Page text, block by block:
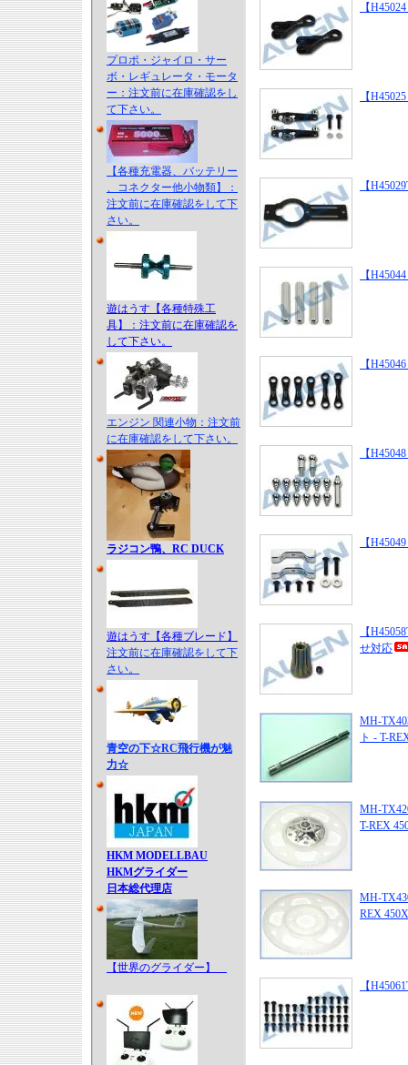
プロポ・ジャイロ・サー
ボ・レギュレータ・モータ
ー：注文前に在庫確認をし
て下さい。
【各種充電器、バッテリー
、コネクター他小物類】：
注文前に在庫確認をして下
さい。
遊はうす【各種特殊工
具】：注文前に在庫確認を
して下さい。
エンジン 関連小物：注文前
に在庫確認をして下さい。
ラジコン鴨、RC DUCK
遊はうす【各種ブレード】
注文前に在庫確認をして下
さい。
青空の下☆RC飛行機が魅
力☆
HKM MODELLBAU
HKMグライダー
日本総代理店
【世界のグライダー】
【
【
【
【
【
【
【
【
せ対応
MH-
ト - T-
MH-
T-REX
MH-
REX
【